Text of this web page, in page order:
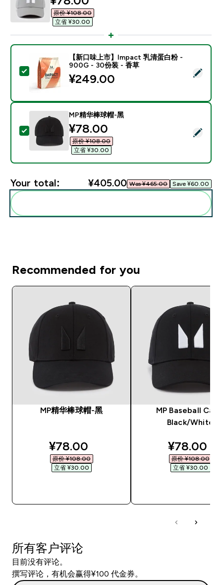
原价 ¥108.00‎
立省 ¥30.00‎
Select this product - 【新口味上市】Impact 乳清蛋
【新口味上市】Impact 乳清蛋白粉 -
900G - 30份装 - 香草
¥249.00‎
Select this product - MP精华棒球帽-黑
MP精华棒球帽-黑
discounted price
¥78.00‎
原价 ¥108.00‎
立省 ¥30.00‎
Your total: ¥405.00‎ Was ¥465.00‎ Save ¥60.00‎
Recommended for you
MP精华棒球帽-黑
discounted price
¥78.00‎
原价 ¥108.00‎
立省 ¥30.00‎
MP Baseball Cap
Black/White
¥78.00‎
原价 ¥108.00‎
立省 ¥30.00‎
所有客户评论
目前没有评论。
撰写评论，有机会赢得¥100 代金券。